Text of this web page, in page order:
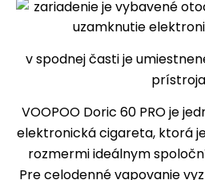
v spodnej časti je
VOOPOO Doric 60 PRO je
elektronická cigareta, ktorá
rozmermi ideálnym
Pre celodenné vapovanie